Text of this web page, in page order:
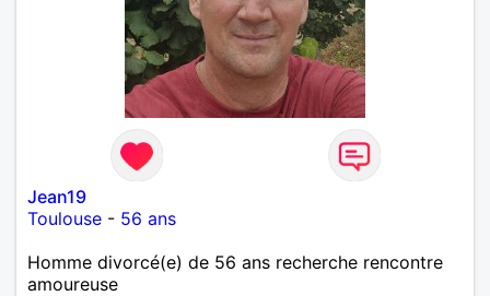
Jean19
Toulouse - 56 ans
Homme divorcé(e) de 56 ans recherche rencontre
amoureuse